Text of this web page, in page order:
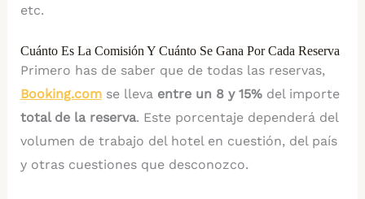
etc.
Cuánto Es La Comisión Y Cuánto Se Gana Por Cada Reserva
Primero has de saber que de todas las reservas,
Booking.comse lleva entre un 8 y 15% del importe
total de la reserva. Este porcentaje dependerá del
volumen de trabajo del hotel en cuestión, del país
y otras cuestiones que desconozco.